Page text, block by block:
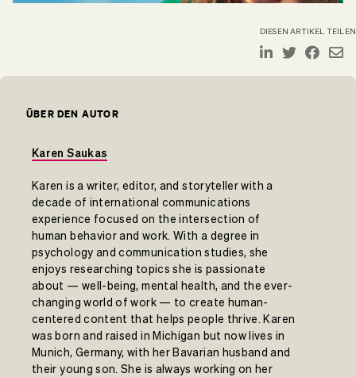
DIESEN ARTIKEL TEILEN
ÜBER DEN AUTOR
Karen Saukas
Karen is a writer, editor, and storyteller with a
decade of international communications
experience focused on the intersection of
human behavior and work. With a degree in
psychology and communication studies, she
enjoys researching topics she is passionate
about — well-being, mental health, and the ever-
changing world of work — to create human-
centered content that helps people thrive. Karen
was born and raised in Michigan but now lives in
Munich, Germany, with her Bavarian husband and
their young son. She is always working on her